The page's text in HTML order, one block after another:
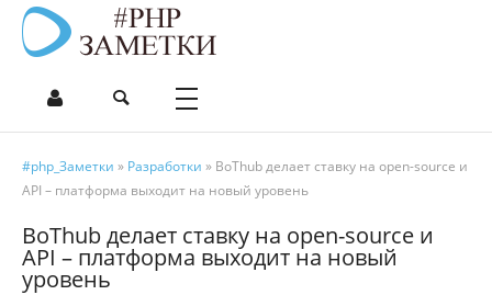
#php_Заметки » Разработки » BoThub делает ставку на open-source и
API – платформа выходит на новый уровень
BoThub делает ставку на open-source и
API – платформа выходит на новый
уровень